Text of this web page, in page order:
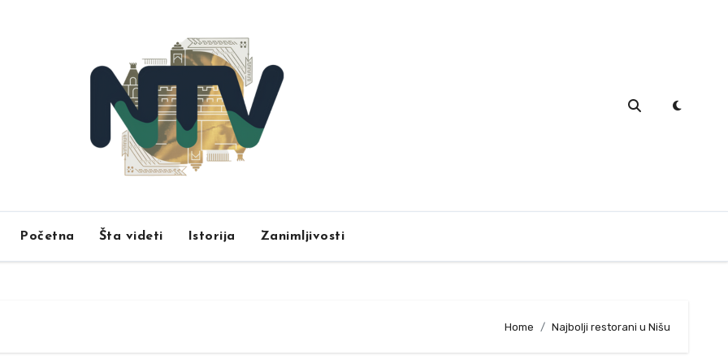
Početna Šta videti Istorija Zanimljivosti
Home Najbolji restorani u Nišu